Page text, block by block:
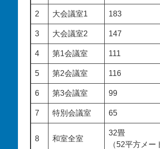
2 大会議室1 183
3 大会議室2 147
4 第1会議室 111
5 第2会議室 116
6 第3会議室 99
7 特別会議室 65
8 和室全室
32畳
（52平方メー